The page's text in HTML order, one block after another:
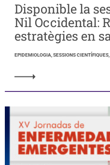
Disponible la
Nil Occidental:
estratègies en
EPIDEMIOLOGIA, SESSIONS